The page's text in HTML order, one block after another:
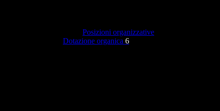
Posizioni organizzative
Dotazione organica 6